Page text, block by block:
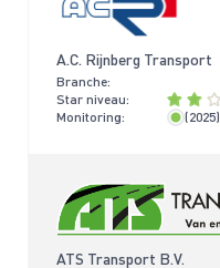
A.C. Rijnberg Transport
Branche:
Star niveau:
Monitoring:
< 2 jaar
(2025)
ATS Transport B.V.